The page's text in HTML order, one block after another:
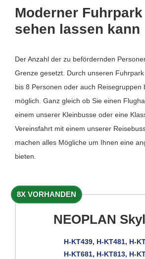
Moderner
sehen lassen kann
Der Anzahl der zu befördernden
Grenze gesetzt. Durch unseren
bis 8 Personen oder auch Reisegruppen
möglich. Ganz gleich ob Sie einen
einem unserer Kleinbusse oder eine
Vereinsfahrt mit einem unserer
machen alles Mögliche um Ihnen eine
bieten.
8X VORHANDEN
NEOPLAN
H-KT439, H-KT481, H-
H-KT681, H-KT813, H-